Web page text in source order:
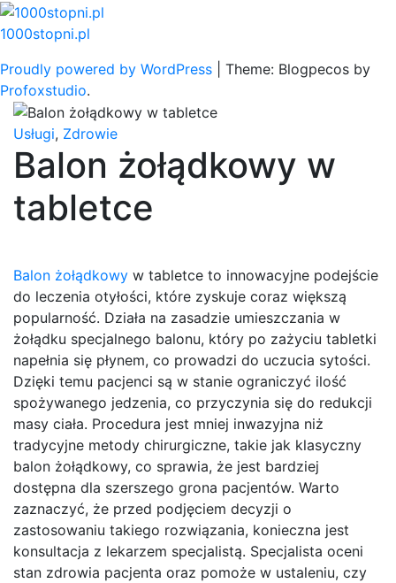
Skip
to
1000stopni.pl
Proudly powered by WordPress
Theme: Blogpecos by
Profoxstudio.
Usługi, Zdrowie
Balon żołądkowy w
tabletce
Balon żołądkowy w tabletce to innowacyjne podejście
do leczenia otyłości, które zyskuje coraz większą
popularność. Działa na zasadzie umieszczania w
żołądku specjalnego balonu, który po zażyciu tabletki
napełnia się płynem, co prowadzi do uczucia sytości.
Dzięki temu pacjenci są w stanie ograniczyć ilość
spożywanego jedzenia, co przyczynia się do redukcji
masy ciała. Procedura jest mniej inwazyjna niż
tradycyjne metody chirurgiczne, takie jak klasyczny
balon żołądkowy, co sprawia, że jest bardziej
dostępna dla szerszego grona pacjentów. Warto
zaznaczyć, że przed podjęciem decyzji o
zastosowaniu takiego rozwiązania, konieczna jest
konsultacja z lekarzem specjalistą. Specjalista oceni
stan zdrowia pacjenta oraz pomoże w ustaleniu, czy